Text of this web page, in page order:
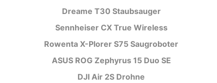
Dreame T30 Staubsauger
Sennheiser CX True Wireless
Rowenta X-Plorer S75 Saugroboter
ASUS ROG Zephyrus 15 Duo SE
DJI Air 2S Drohne